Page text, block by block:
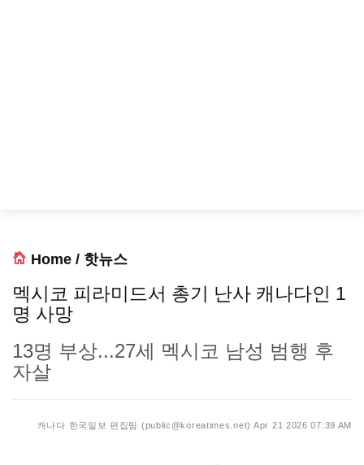
Home / 핫뉴스
멕시코 피라미드서 총기 난사 캐나다인 1
명 사망
13명 부상...27세 멕시코 남성 범행 후
자살
캐나다 한국일보 편집팀 (public@koreatimes.net) Apr 21 2026 07:39 AM